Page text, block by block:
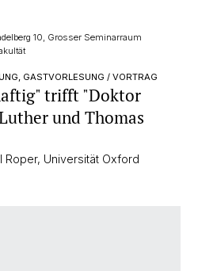
10, Grosser Seminarraum
GASTVORLESUNG / VORTRAG
trifft "Doktor
und Thomas
Roper, Universität Oxford